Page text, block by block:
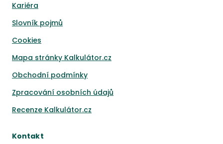
Kariéra
Slovník pojmů
Cookies
Mapa stránky Kalkulátor.cz
Obchodní podmínky
Zpracování osobních údajů
Recenze Kalkulátor.cz
Kontakt